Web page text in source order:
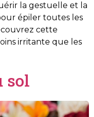
la gestuelle et la
épiler toutes les
cette
irritante que les
sol